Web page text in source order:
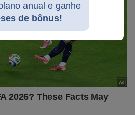
anual e ganhe
de bônus!